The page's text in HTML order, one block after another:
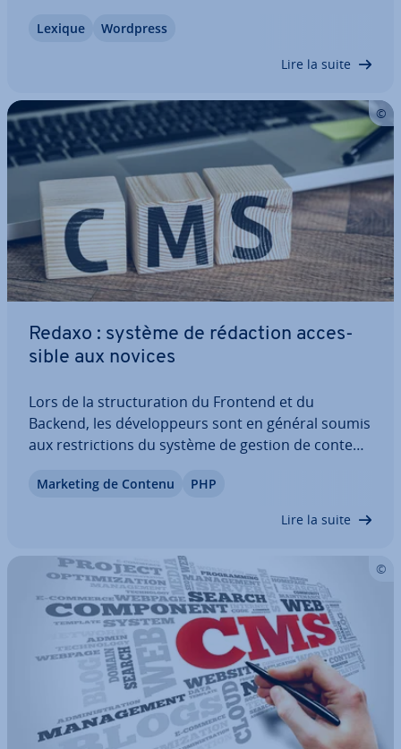
par les en­tre­prises. En raison de sa forte po­pu­la­
Lexique Wordpress
Lire la suite
Redaxo : système de rédaction ac­ces­
sible aux novices
Lors de la struc­tu­ra­tion du Frontend et du
Backend, les dé­ve­lop­peurs sont en général soumis
aux res­tric­tions du système de gestion de contenu
les ad­mi­nis­tra­teurs et les ré­dac­teurs pour com­
prendre ces struc­tures complexes. Redaxo…
Marketing de Contenu PHP
Lire la suite